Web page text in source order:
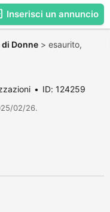
Inserisci un annuncio
Donne > esaurito,
ID: 124259
02/26.